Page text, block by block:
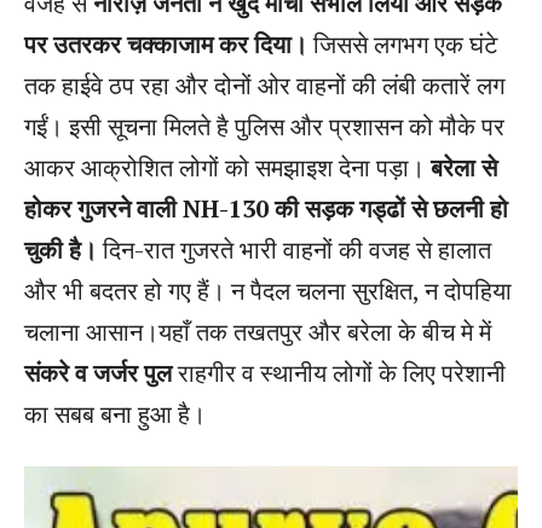
पर उतरकर चक्काजाम कर दिया।जिससे लगभग एक घंटे
तक हाईवे ठप रहा और दोनों ओर वाहनों की लंबी कतारें लग
गईं। इसी सूचना मिलते है पुलिस और प्रशासन को मौके पर
आकर आक्रोशित लोगों को समझाइश देना पड़ा।बरेला से
होकर गुजरने वाली NH-130 की सड़क गड्ढों से छलनी हो
चुकी है। दिन-रात गुजरते भारी वाहनों की वजह से हालात
और भी बदतर हो गए हैं। न पैदल चलना सुरक्षित, न दोपहिया
चलाना आसान।यहाँ तक तखतपुर और बरेला के बीच मे में
संकरे व जर्जर पुलराहगीर व स्थानीय लोगों के लिए परेशानी
का सबब बना हुआ है।